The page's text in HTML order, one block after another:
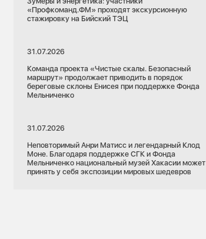
«Профкоманд.ФМ» проходят экскурсионную
стажировку на Бийский ТЭЦ
31.07.2026
Команда проекта «Чистые скалы. Безопасный
маршрут» продолжает приводить в порядок
береговые склоны Енисея при поддержке Фонда
Мельниченко
31.07.2026
Неповторимый Анри Матисс и легендарный Клод
Моне. Благодаря поддержке СГК и Фонда
Мельниченко национальный музей Хакасии может
принять у себя экспозиции мировых шедевров